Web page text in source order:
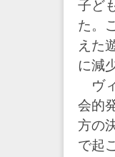
子ど
た。
えた
に減
ヴ
会的
方の
で起